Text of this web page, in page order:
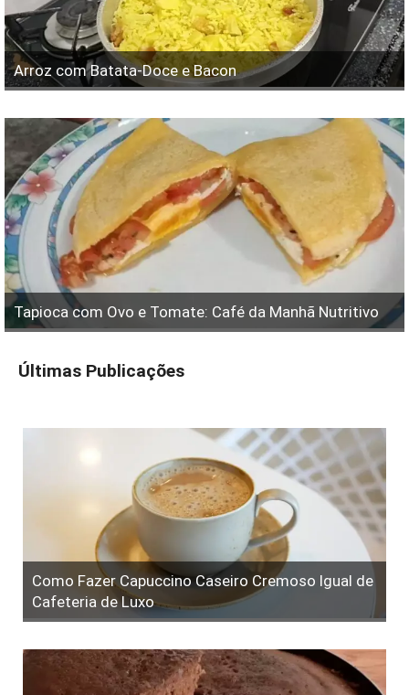
Arroz com Batata-Doce e Bacon
Tapioca com Ovo e Tomate: Café da Manhã Nutritivo
Últimas Publicações
Como Fazer Capuccino Caseiro Cremoso Igual de
Cafeteria de Luxo